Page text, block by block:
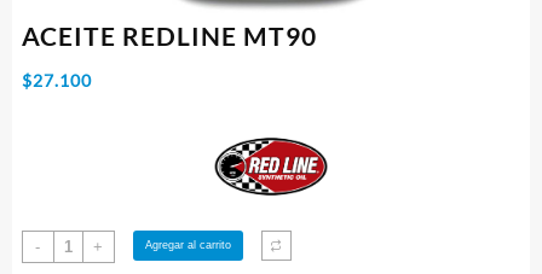
ACEITE REDLINE MT90
$27.100
-
ACEITE
+ Agregar al carrito